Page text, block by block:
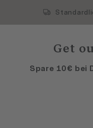
Get
Spare 10€ bei